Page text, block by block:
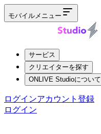
モバイルメニュー
サービス
クリエイターを探す
ONLIVE Studioについて
ログインアカウント登録
ログイン